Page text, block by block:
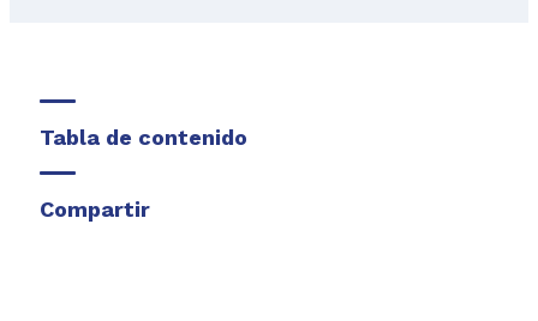
Tabla de contenido
Compartir